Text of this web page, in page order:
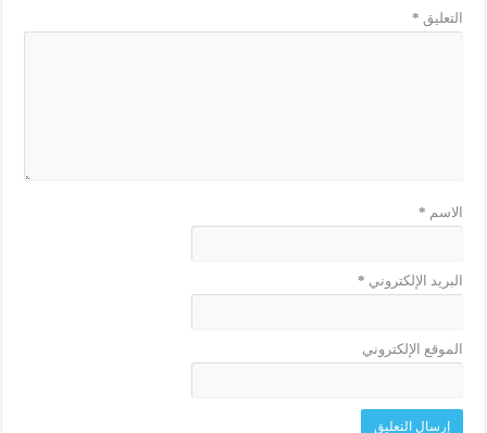
التعليق *
الاسم *
البريد الإلكتروني *
الموقع الإلكتروني